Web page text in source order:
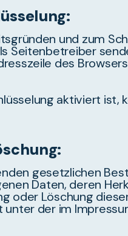
und zum
Seitenbetreiber
des
aktiviert
gesetzlichen
Daten, deren
oder Löschung
der im